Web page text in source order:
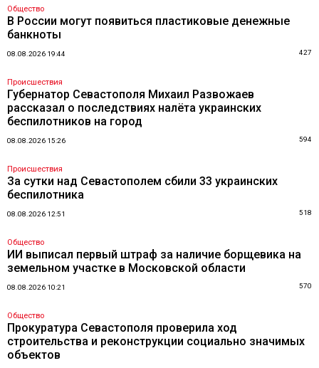
Общество
В России могут появиться пластиковые денежные
банкноты
08.08.2026 19:44 427
Происшествия
Губернатор Севастополя Михаил Развожаев
рассказал о последствиях налёта украинских
беспилотников на город
08.08.2026 15:26 594
Происшествия
За сутки над Севастополем сбили 33 украинских
беспилотника
08.08.2026 12:51 518
Общество
ИИ выписал первый штраф за наличие борщевика на
земельном участке в Московской области
08.08.2026 10:21 570
Общество
Прокуратура Севастополя проверила ход
строительства и реконструкции социально значимых
объектов